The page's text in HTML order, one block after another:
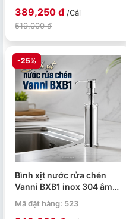
389,250 đ /Cái
519,000 đ
-25%
Bình xịt nước rửa chén
Vanni BXB1 inox 304 âm
Mã đặt hàng: 523